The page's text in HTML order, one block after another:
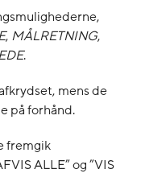
, MÅLRETNING,
.
mens de
på forhånd.
fremgik
ALLE” og ”VIS